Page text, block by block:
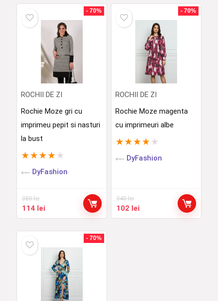
400 lei.
380 lei.
- 70%
ROCHII DE ZI
Rochie Moze gri cu
imprimeu pepit si nasturi
la bust
★ ★ ★ ★ ★
DyFashion
380lei
Prețul
inițial
380 lei.
114 leiPrețul
curent
- 70%
ROCHII DE ZI
Rochie Moze magenta
cu imprimeuri albe
★ ★ ★ ★ ★
DyFashion
340lei
Prețul
inițial
102 leiPrețul
curent
- 70%